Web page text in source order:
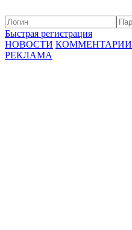
Быстрая регистрация
НОВОСТИ КОММЕНТАРИИ
РЕКЛАМА